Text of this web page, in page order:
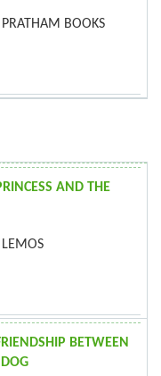
PRATHAM BOOKS
AND THE
LEMOS
BETWEEN